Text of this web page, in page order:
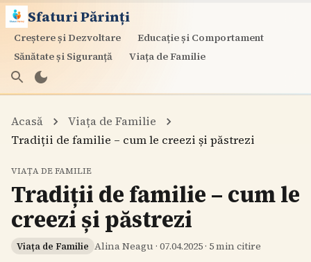
Sfaturi Părinți
Creștere și Dezvoltare
Educație și Comportament
Sănătate și Siguranță
Viața de Familie
Acasă
Viața de Familie
Tradiții de familie – cum le creezi și păstrezi
VIAȚA DE FAMILIE
Tradiții de familie – cum le
creezi și păstrezi
Viața de Familie Alina Neagu · 07.04.2025 · 5min citire